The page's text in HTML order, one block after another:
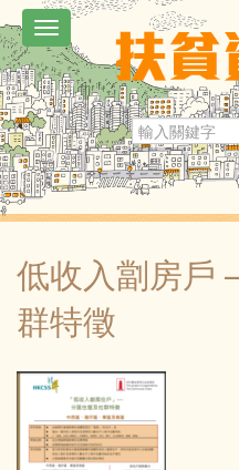
移
至
主
內
容
Toggle
navigation
低收入劏房戶
群特徵